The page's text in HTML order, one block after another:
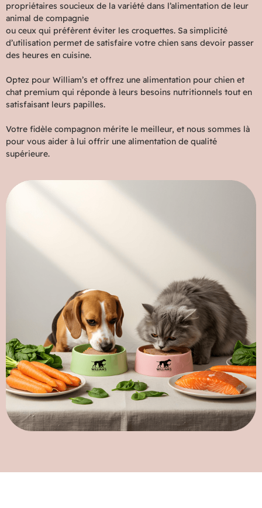
propriétaires soucieux de la variété dans l’alimentation de leur
animal de compagnie
ou ceux qui préfèrent éviter les croquettes. Sa simplicité
d’utilisation permet de satisfaire votre chien sans devoir passer
des heures en cuisine.
Optez pour William’s et offrez une alimentation pour chien et
chat premium qui réponde à leurs besoins nutritionnels tout en
satisfaisant leurs papilles.
Votre fidèle compagnon mérite le meilleur, et nous sommes là
pour vous aider à lui offrir une alimentation de qualité
supérieure.